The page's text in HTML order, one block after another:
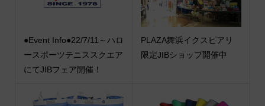
●Event Info●22/7/11～ハロ
ースポーツテニススクエア
にてJIBフェア開催！
PLAZA舞浜イクスピアリ
限定JIBショップ開催中